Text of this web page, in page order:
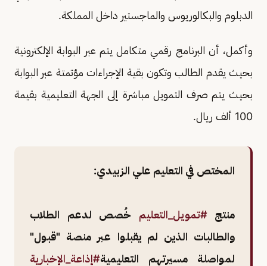
الدبلوم والبكالوريوس والماجستير داخل المملكة.
وأكمل، أن البرنامج رقمي متكامل يتم عبر البوابة الإلكترونية
بحيث يقدم الطالب وتكون بقية الإجراءات مؤتمتة عبر البوابة
بحيث يتم صرف التمويل مباشرة إلى الجهة التعليمية بقيمة
100 ألف ريال.
المختص في التعليم علي الزبيدي:
منتج#تمويل_التعليم خُصص لدعم الطلاب
والطالبات الذين لم يقبلوا عبر منصة "قبول"
لمواصلة مسيرتهم التعليمية#إذاعة_الإخبارية